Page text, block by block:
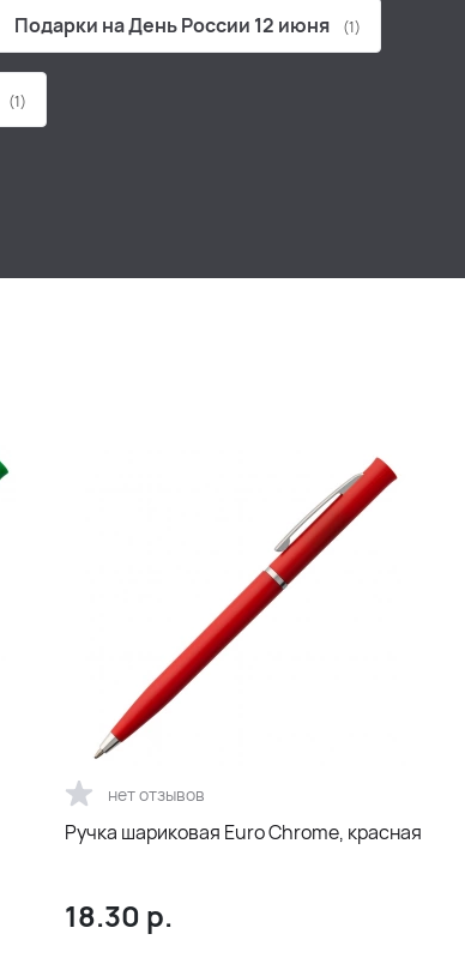
Подарки на День России 12 июня (1)
(1)
нет отзывов
Ручка шариковая Euro Chrome, красная
18.30 р.